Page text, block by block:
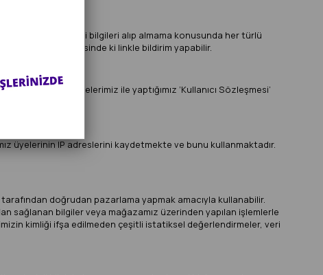
Üyelerimiz bu gibi bilgileri alıp almama konusunda her türlü
bilgilendirme iletisinde ki linkle bildirim yapabilir.
bilgiler, üyelerimiz ile yaptığımız ‘Kullanıcı Sözleşmesi’
üyelerinin IP adreslerini kaydetmekte ve bunu kullanmaktadır.
doğrudan pazarlama yapmak amacıyla kullanabilir.
sağlanan bilgiler veya mağazamız üzerinden yapılan işlemlerle
kimliği ifşa edilmeden çeşitli istatiksel değerlendirmeler, veri